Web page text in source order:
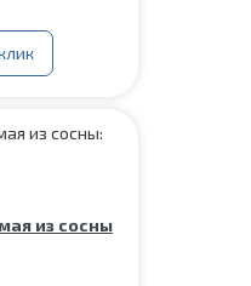
из сосны